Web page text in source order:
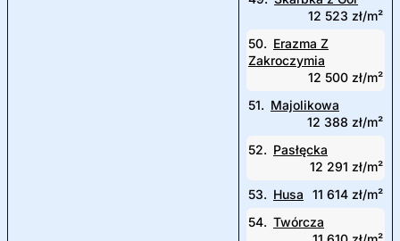
12 523 zł/m²
50. Erazma Z
Zakroczymia
12 500 zł/m²
51. Majolikowa
12 388 zł/m²
52. Pasłęcka
12 291 zł/m²
53. Husa
11 614 zł/m²
54. Twórcza